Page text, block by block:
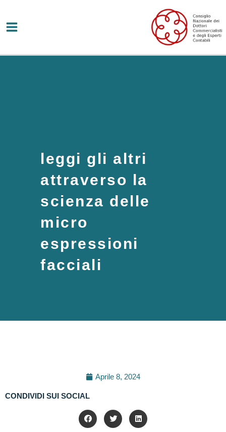
contenuto
leggi gli altri
attraverso la
scienza delle
micro
espressioni
facciali
Aprile 8, 2024
CONDIVIDI SUI SOCIAL